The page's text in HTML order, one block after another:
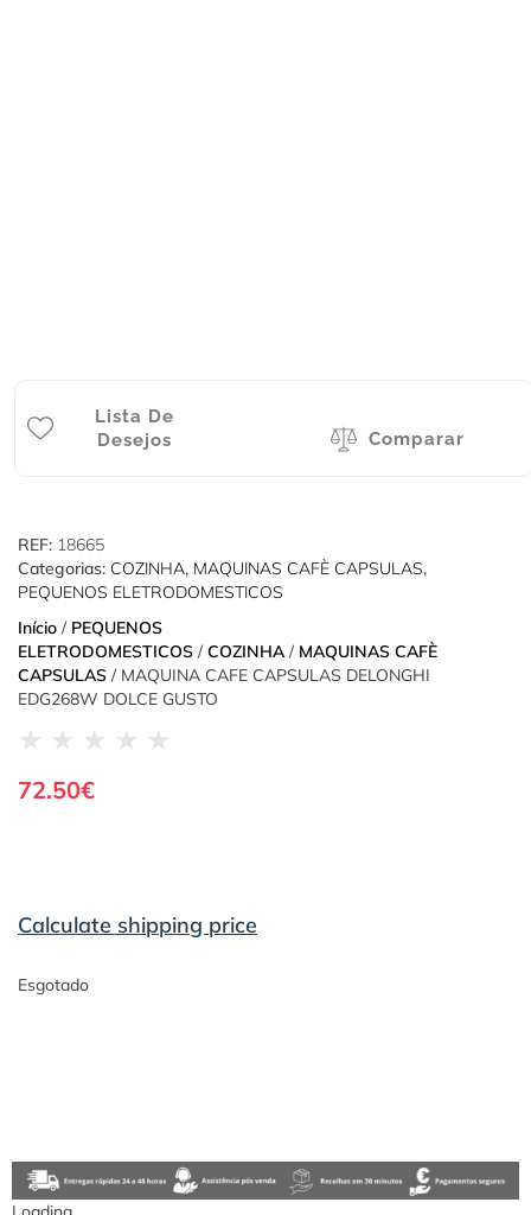
Lista De
Desejos
Comparar
REF: 18665
Categorias: COZINHA, MAQUINAS CAFÈ CAPSULAS,
PEQUENOS ELETRODOMESTICOS
Início / PEQUENOS
ELETRODOMESTICOS / COZINHA / MAQUINAS CAFÈ
CAPSULAS / MAQUINA CAFE CAPSULAS DELONGHI
EDG268W DOLCE GUSTO
★ ★ ★ ★ ★
72.50€
Calculate shipping price
Esgotado